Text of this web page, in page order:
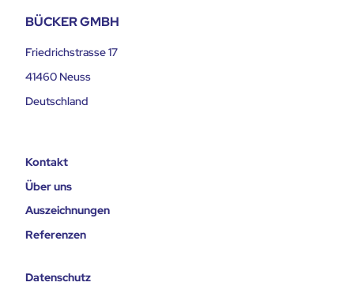
BÜCKER GMBH
Friedrichstrasse 17
41460 Neuss
Deutschland
Kontakt
Über uns
Auszeichnungen
Referenzen
Datenschutz